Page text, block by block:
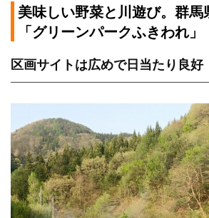
美味しい野菜と川遊び。群馬
「グリーンパークふきわれ」
区画サイトは広めで日当たり良好